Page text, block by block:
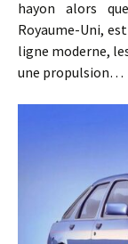
hayon alors
Royaume-Uni,
ligne moderne,
une propulsion…